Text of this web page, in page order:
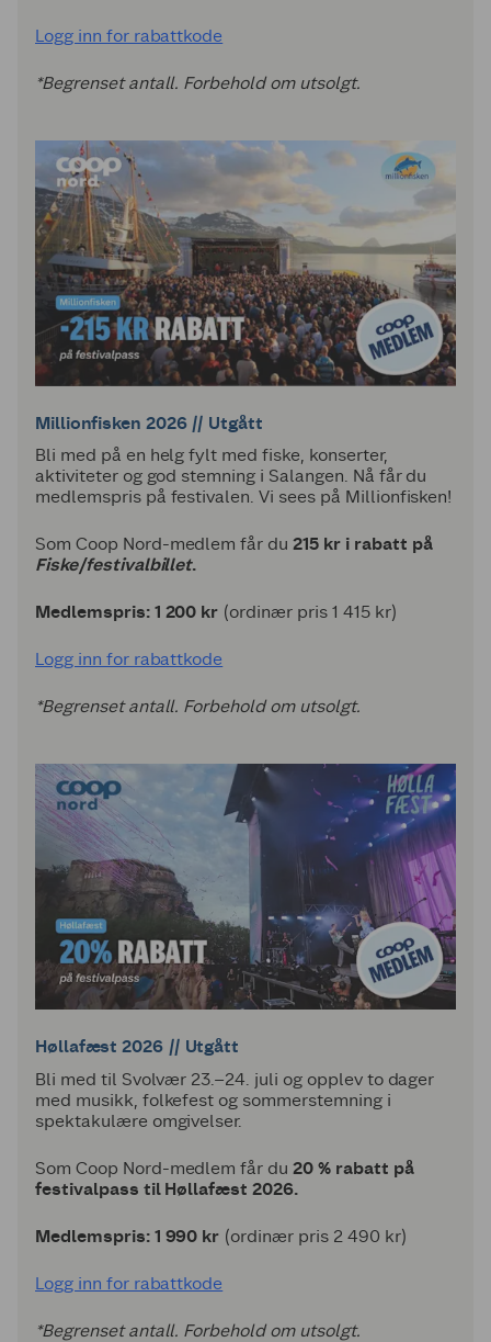
Logg inn for rabattkode
*Begrenset antall. Forbehold om utsolgt.
Millionfisken 2026 // Utgått
Bli med på en helg fylt med fiske, konserter,
aktiviteter og god stemning i Salangen. Nå får du
medlemspris på festivalen. Vi sees på Millionfisken!
Som Coop Nord-medlem får du215 kr i rabatt på
Fiske/festivalbillet.
Medlemspris: 1 200 kr (ordinær pris 1 415 kr)
Logg inn for rabattkode
*Begrenset antall. Forbehold om utsolgt.
Høllafæst 2026 // Utgått
Bli med til Svolvær 23.–24. juli og opplev to dager
med musikk, folkefest og sommerstemning i
spektakulære omgivelser.
Som Coop Nord-medlem får du20 % rabatt på
festivalpass til Høllafæst 2026.
Medlemspris: 1 990 kr (ordinær pris 2 490 kr)
Logg inn for rabattkode
*Begrenset antall. Forbehold om utsolgt.